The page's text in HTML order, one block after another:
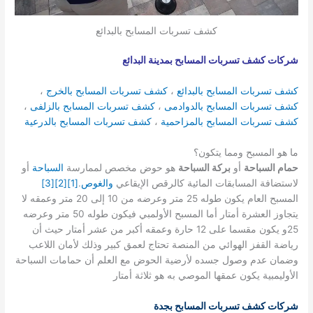
كشف تسربات المسابح بالبدائع
شركات كشف تسربات المسابح بمدينة البدائع
كشف تسربات المسابح بالبدائع ،كشف تسربات المسابح بالخرج ،
كشف تسربات المسابح بالدوادمى ،كشف تسربات المسابح بالزلفى ،
كشف تسربات المسابح بالمزاحمية ،كشف تسربات المسابح بالدرعية
ما هو المسبح ومما يتكون؟
حمام السباحة أوبركة السباحة هو حوض مخصص لممارسة السباحة أو
لاستضافة المسابقات المائية كالرقص الإيقاعي والغوص.
[1]
[2]
[3]
المسبح العام يكون طوله 25 متر وعرضه من 10 إلى 20 متر وعمقه لا
يتجاوز العشرة أمتار أما المسبح الأولمبي فيكون طوله 50 متر وعرضه
25و يكون مقسما على 12 حارة وعمقه أكبر من عشر أمتار حيث أن
رياضة القفز الهوائي من المنصة تحتاج لعمق كبير وذلك لأمان اللاعب
وضمان عدم وصول جسده لأرضية الحوض مع العلم أن حمامات السباحة
الأوليمبية يكون عمقها الموصي به هو ثلاثة أمتار
شركات كشف تسربات المسابح بجدة